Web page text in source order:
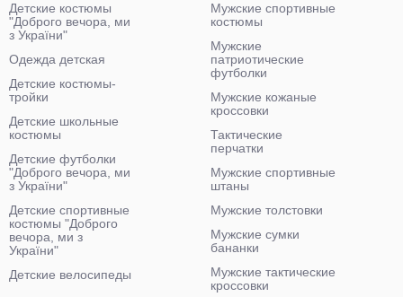
Детские костюмы
"Доброго вечора, ми
з України"
Одежда детская
Детские костюмы-
тройки
Детские школьные
костюмы
Детские футболки
"Доброго вечора, ми
з України"
Детские спортивные
костюмы "Доброго
вечора, ми з
України"
Детские велосипеды
Мужские спортивные
костюмы
Мужские
патриотические
футболки
Мужские кожаные
кроссовки
Тактические
перчатки
Мужские спортивные
штаны
Мужские толстовки
Мужские сумки
бананки
Мужские тактические
кроссовки